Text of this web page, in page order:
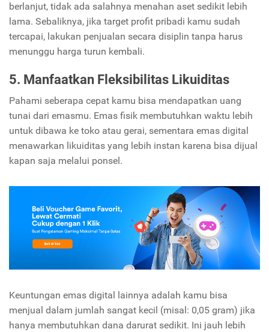
berlanjut, tidak ada salahnya menahan aset sedikit lebih
lama. Sebaliknya, jika target profit pribadi kamu sudah
tercapai, lakukan penjualan secara disiplin tanpa harus
menunggu harga turun kembali.
5. Manfaatkan Fleksibilitas Likuiditas
Pahami seberapa cepat kamu bisa mendapatkan uang
tunai dari emasmu. Emas fisik membutuhkan waktu lebih
untuk dibawa ke toko atau gerai, sementara emas digital
menawarkan likuiditas yang lebih instan karena bisa dijual
kapan saja melalui ponsel.
Keuntungan emas digital lainnya adalah kamu bisa
menjual dalam jumlah sangat kecil (misal: 0,05 gram) jika
hanya membutuhkan dana darurat sedikit. Ini jauh lebih